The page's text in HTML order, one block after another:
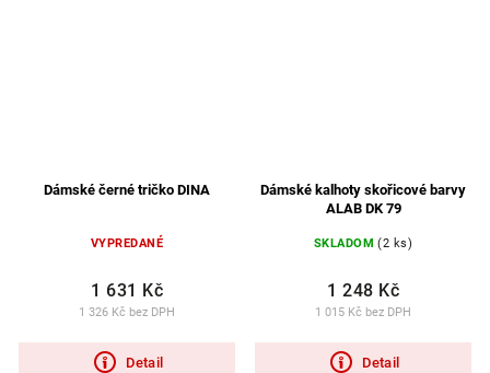
Dámské černé tričko DINA
VYPREDANÉ
1 326 Kč bez DPH
1 631 Kč
Detail
Dámské kalhoty skořicové barvy
ALAB DK 79
SKLADOM (2 ks)
1 015 Kč bez DPH
1 248 Kč
Detail